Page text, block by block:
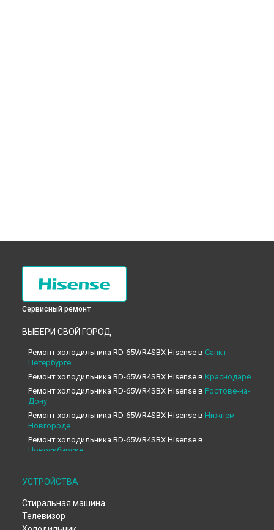
Сервисный ремонт
ВЫБЕРИ СВОЙ ГОРОД
Ремонт холодильника RD-65WR4SBX Hisense в Санкт-
Петербурге
Ремонт холодильника RD-65WR4SBX Hisense в Краснодаре
Ремонт холодильника RD-65WR4SBX Hisense в Ростове-на-
Дону
Ремонт холодильника RD-65WR4SBX Hisense в Нижнем
Новгороде
Ремонт холодильника RD-65WR4SBX Hisense в
Новосибирске
Ремонт холодильника RD-65WR4SBX Hisense в
Ремонт холодильника RD-65WR4SBX Hisense в
Ремонт холодильника RD-65WR4SBX Hisense в
УСТРОЙСТВА
Стиральная машина
Телевизор